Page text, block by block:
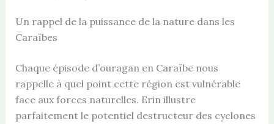
Un rappel de la puissance de la nature dans les
Caraïbes
Chaque épisode d’ouragan en Caraïbe nous
rappelle à quel point cette région est vulnérable
face aux forces naturelles. Erin illustre
parfaitement le potentiel destructeur des cyclones